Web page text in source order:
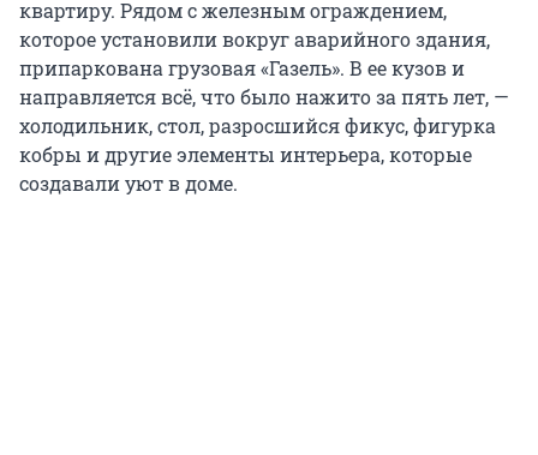
квартиру. Рядом с железным ограждением,
которое установили вокруг аварийного здания,
припаркована грузовая «Газель». В ее кузов и
направляется всё, что было нажито за пять лет, —
холодильник, стол, разросшийся фикус, фигурка
кобры и другие элементы интерьера, которые
создавали уют в доме.